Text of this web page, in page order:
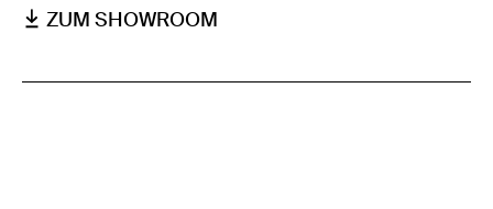
ZUM SHOWROOM